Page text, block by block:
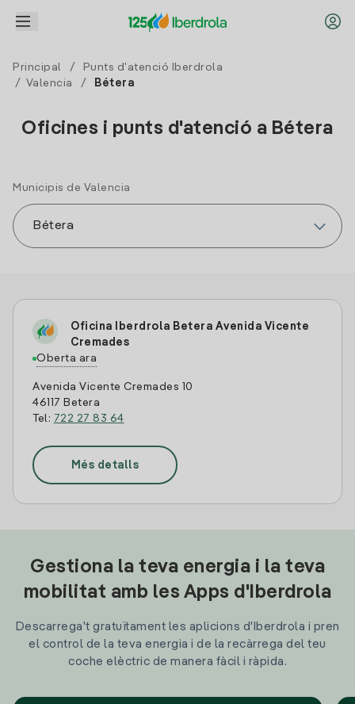
Principal /
Punts d'atenció Iberdrola
/ Valencia / Bétera
Oficines i punts d'atenció a Bétera
Municipis de Valencia
Oficina Iberdrola Betera Avenida Vicente
Cremades
Oberta ara
Avenida Vicente Cremades 10
46117 Betera
Tel: 722 27 83 64
Més detalls
Gestiona la teva energia i la teva
mobilitat amb les Apps d'Iberdrola
Descarrega't gratuïtament les aplicions d'Iberdrola i pren
el control de la teva energia i de la recàrrega del teu
coche elèctric de manera fàcil i ràpida.